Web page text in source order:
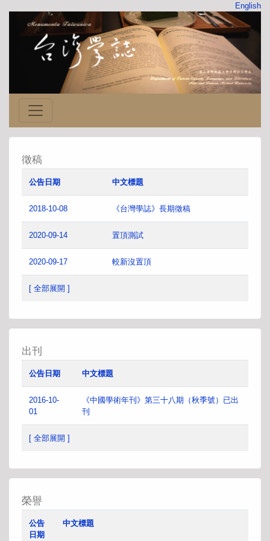
English
徵稿
公告日期 中文標題
2018-10-08 《台灣學誌》長期徵稿
2020-09-14 置頂測試
2020-09-17 較新沒置頂
[ 全部展開 ]
出刊
公告日期 中文標題
2016-10-
01
《中國學術年刊》第三十八期（秋季號）已出
刊
[ 全部展開 ]
榮譽
公告
日期
中文標題